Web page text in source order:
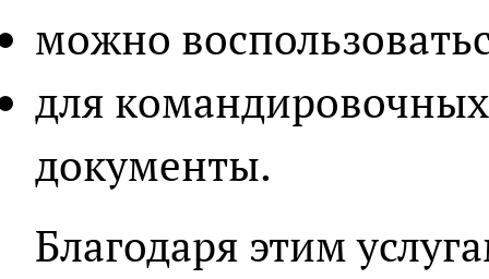
можно
для
документы.
Благодаря этим